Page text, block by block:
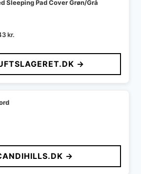
Sleeping Pad Cover Grøn/Grå
kr..
kr.
pris
er:
643 kr..
→
→